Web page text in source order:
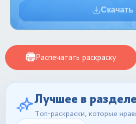
Скачать
Распечатать раскраску
Лучшее в разделе
Топ-раскраски, которые